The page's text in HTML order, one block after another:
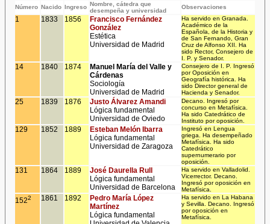
Número Nacido Ingreso Nombre, cátedra que
desempeña y universidad
Observaciones
1 1833 1856
Francisco Fernández
González
Estética
Universidad de Madrid
Ha servido en Granada.
Académico de la
Española, de la Historia y
de San Fernando, Gran
Cruz de Alfonso XII. Ha
sido Rector, Consejero de
I. P. y Senador.
14 1840 1874
Manuel María del Valle y
Cárdenas
Sociología
Universidad de Madrid
Consejero de I. P. Ingresó
por Oposición en
Geografía histórica. Ha
sido Director general de
Hacienda y Senador.
25 1839 1876
Justo Álvarez Amandi
Lógica fundamental
Universidad de Oviedo
Decano. Ingresó por
concurso en Metafísica.
Ha sido Catedrático de
Instituto por oposición.
129 1852 1889
Esteban Melón Ibarra
Lógica fundamental
Universidad de Zaragoza
Ingresó en Lengua
griega. Ha desempeñado
Metafísica. Ha sido
Catedrático
supernumerario por
oposición.
131 1864 1889
José Daurella Rull
Lógica fundamental
Universidad de Barcelona
Ha servido en Valladolid.
Vicerrector. Decano.
Ingresó por oposición en
Metafísica.
1522 1861 1892
Pedro María López
Martínez
Lógica fundamental
Ha servido en La Habana
y Sevilla. Decano. Ingresó
por oposición en
Metafísica.